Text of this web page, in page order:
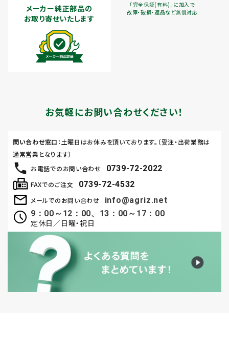
「完全保証(有料)」に加入で
故障・破損・返品など無償対応
メーカー純正部品の
お取り寄せいたします
お気軽にお問い合わせください！
お電話でのお問い合わせ 0739-72-2022
メールでのお問い合わせ
info@agriz.net
9：00～12：00、13：00～17：00
定休日／日曜・祝日
FAXでのご注文 0739-72-4532
問い合わせ窓口 ：土曜日はお休みを頂いております。（受注・出荷業務は
通常営業となります）